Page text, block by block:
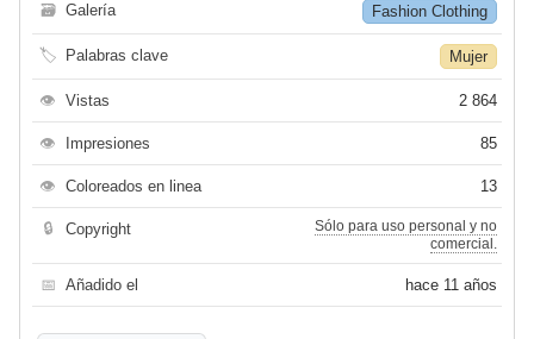
🗃 Galería Fashion Clothing
🏷 Palabras clave Mujer
👁 Vistas 2 864
👁 Impresiones 85
👁 Coloreados en linea 13
🔒 Copyright
Sólo para uso personal y no
comercial.
📅 Añadido el hace 11 años